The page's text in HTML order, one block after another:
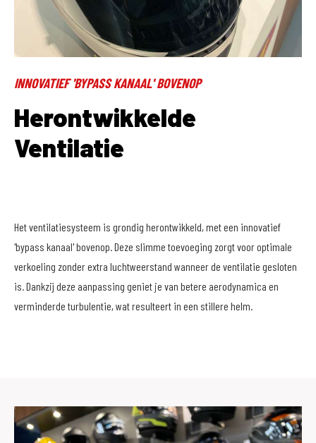
INNOVATIEF 'BYPASS KANAAL' BOVENOP
Herontwikkelde
Ventilatie
Het ventilatiesysteem is grondig herontwikkeld, met een innovatief
'bypass kanaal' bovenop. Deze slimme toevoeging zorgt voor optimale
verkoeling zonder extra luchtweerstand wanneer de ventilatie gesloten
is. Dankzij deze aanpassing geniet je van betere aerodynamica en
verminderde turbulentie, wat resulteert in een stillere helm.